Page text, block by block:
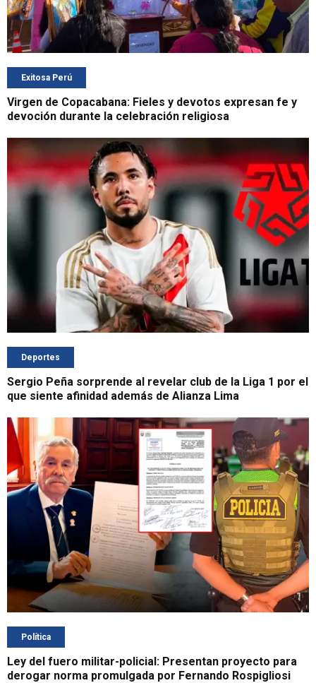
Exitosa Perú
Virgen de Copacabana: Fieles y devotos expresan fe y
devoción durante la celebración religiosa
Deportes
Sergio Peña sorprende al revelar club de la Liga 1 por el
que siente afinidad además de Alianza Lima
Política
Ley del fuero militar-policial: Presentan proyecto para
derogar norma promulgada por Fernando Rospigliosi